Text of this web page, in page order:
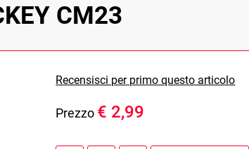
CM23
Recensisci per primo questo articolo
Prezzo € 2,99